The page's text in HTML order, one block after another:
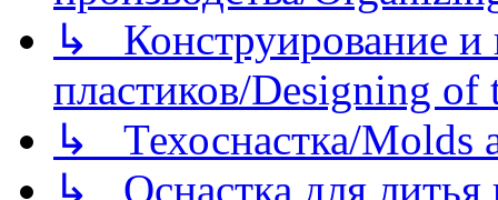
↳ Конструирование и
пластиков/Designing of
↳ Техоснастка/Molds
↳ Оснастка для литья